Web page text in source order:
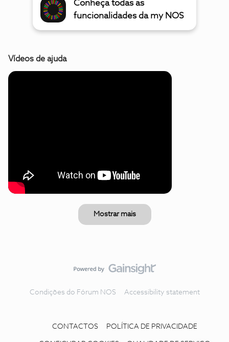
Conheça todas as
funcionalidades da my NOS
Vídeos de ajuda
Mostrar mais
Condições do Fórum NOS Accessibility statement
CONTACTOS POLÍTICA DE PRIVACIDADE